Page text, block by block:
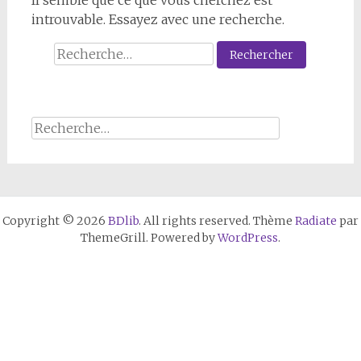
introuvable. Essayez avec une recherche.
Rechercher :
Rechercher :
Copyright © 2026 BDlib. All rights reserved. Thème Radiate par
ThemeGrill. Powered byWordPress.